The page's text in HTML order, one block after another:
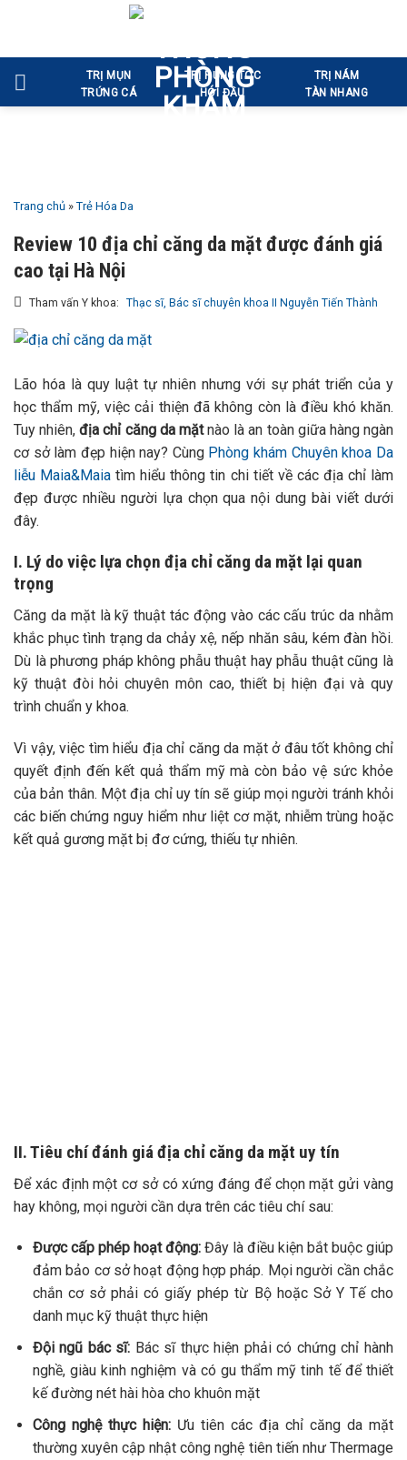
nội
dung
TRỊ MỤN
TRỨNG CÁ
TRỊ RỤNG TÓC
HÓI ĐẦU
TRỊ NÁM
TÀN NHANG
Trang chủ » Trẻ Hóa Da
Review 10 địa chỉ căng da mặt được đánh giá
cao tại Hà Nội
Tham vấn Y khoa: Thạc sĩ, Bác sĩ chuyên khoa II Nguyễn Tiến Thành
Lão hóa là quy luật tự nhiên nhưng với sự phát triển của y
học thẩm mỹ, việc cải thiện đã không còn là điều khó khăn.
Tuy nhiên,địa chỉ căng da mặtnào là an toàn giữa hàng ngàn
cơ sở làm đẹp hiện nay? Cùng Phòng khám Chuyên khoa Da
liễu Maia&Maia tìm hiểu thông tin chi tiết về các địa chỉ làm
đẹp được nhiều người lựa chọn qua nội dung bài viết dưới
đây.
I. Lý do việc lựa chọn địa chỉ căng da mặt lại quan
trọng
Căng da mặt là kỹ thuật tác động vào các cấu trúc da nhằm
khắc phục tình trạng da chảy xệ, nếp nhăn sâu, kém đàn hồi.
Dù là phương pháp không phẫu thuật hay phẫu thuật cũng là
kỹ thuật đòi hỏi chuyên môn cao, thiết bị hiện đại và quy
trình chuẩn y khoa.
Vì vậy, việc tìm hiểu địa chỉ căng da mặt ở đâu tốt không chỉ
quyết định đến kết quả thẩm mỹ mà còn bảo vệ sức khỏe
của bản thân. Một địa chỉ uy tín sẽ giúp mọi người tránh khỏi
các biến chứng nguy hiểm như liệt cơ mặt, nhiễm trùng hoặc
kết quả gương mặt bị đơ cứng, thiếu tự nhiên.
II. Tiêu chí đánh giá địa chỉ căng da mặt uy tín
Để xác định một cơ sở có xứng đáng để chọn mặt gửi vàng
hay không, mọi người cần dựa trên các tiêu chí sau:
Được cấp phép hoạt động: Đây là điều kiện bắt buộc giúp
đảm bảo cơ sở hoạt động hợp pháp. Mọi người cần chắc
chắn cơ sở phải có giấy phép từ Bộ hoặc Sở Y Tế cho
danh mục kỹ thuật thực hiện
Đội ngũ bác sĩ: Bác sĩ thực hiện phải có chứng chỉ hành
nghề, giàu kinh nghiệm và có gu thẩm mỹ tinh tế để thiết
kế đường nét hài hòa cho khuôn mặt
Công nghệ thực hiện: Ưu tiên các địa chỉ căng da mặt
thường xuyên cập nhật công nghệ tiên tiến như Thermage